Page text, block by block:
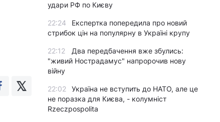
удари РФ по Києву
22:24
Експертка попередила про новий
стрибок цін на популярну в Україні крупу
22:12
Два передбачення вже збулись:
"живий Нострадамус" напророчив нову
війну
22:02
Україна не вступить до НАТО, але це
не поразка для Києва, - колумніст
Rzeczpospolita